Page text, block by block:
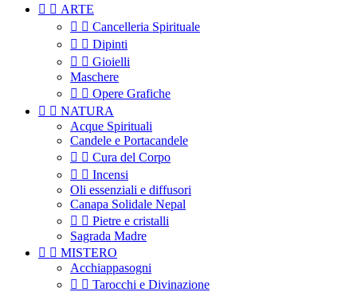
  ARTE
  Cancelleria Spirituale
  Dipinti
  Gioielli
Maschere
  Opere Grafiche
  NATURA
Acque Spirituali
Candele e Portacandele
  Cura del Corpo
  Incensi
Oli essenziali e diffusori
Canapa Solidale Nepal
  Pietre e cristalli
Sagrada Madre
  MISTERO
Acchiappasogni
  Tarocchi e Divinazione